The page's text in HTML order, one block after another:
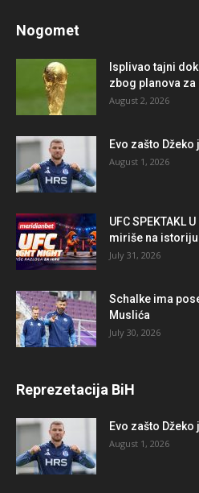
Nogomet
Isplivao tajni
zbog planova za
August 2, 2026
Evo zašto
August 1, 2026
UFC SPEKTAKL
miriše na istoriju
July 31, 2026
Schalke ima
Muslića
July 30, 2026
Reprezetacija BiH
Evo zašto
August 1, 2026